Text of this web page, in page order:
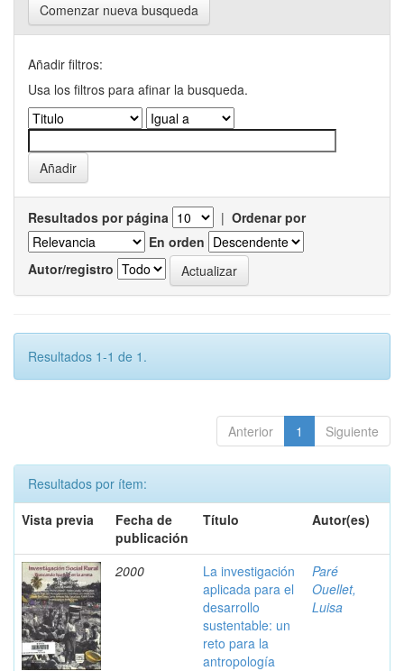
Comenzar nueva busqueda
Añadir filtros:
Usa los filtros para afinar la busqueda.
Resultados por página | Ordenar por
En orden
Autor/registro
Resultados 1-1 de 1.
Anterior 1 Siguiente
Resultados por ítem:
Vista previa
Fecha de
publicación
Título Autor(es)
2000
La investigación
aplicada para el
desarrollo
sustentable: un
reto para la
antropología
Paré
Ouellet,
Luisa